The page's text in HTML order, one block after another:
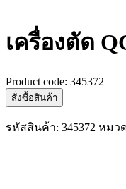
เครื่องตัด
Product code: 345372
สั่งซื้อสินค้า
รหัสสินค้า: 345372 หมว